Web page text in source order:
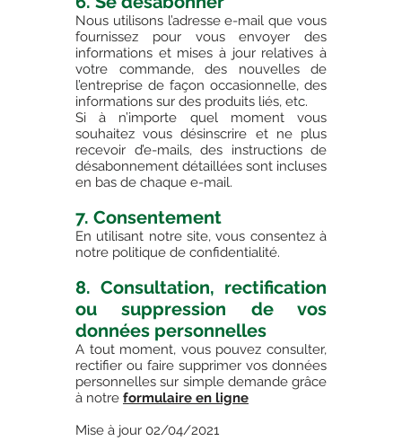
Nous utilisons l’adresse e-mail que vous
fournissez pour vous envoyer des
informations et mises à jour relatives à
votre commande, des nouvelles de
l’entreprise de façon occasionnelle, des
informations sur des produits liés, etc.
Si à n’importe quel moment vous
souhaitez vous désinscrire et ne plus
recevoir d’e-mails, des instructions de
désabonnement détaillées sont incluses
en bas de chaque e-mail.
7. Consentement
En utilisant notre site, vous consentez à
notre politique de confidentialité.
8. Consultation, rectification
ou suppression de vos
données personnelles
A tout moment, vous pouvez consulter,
rectifier ou faire supprimer vos données
personnelles sur simple demande grâce
à notre formulaire en ligne
Mise à jour 02/04/2021